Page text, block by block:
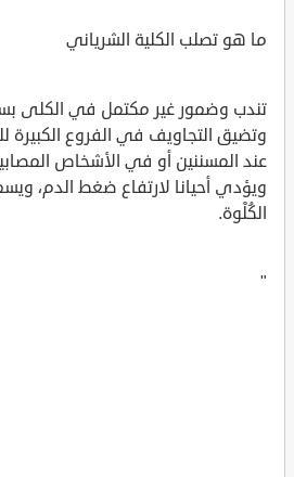
ما هو تصلب الكلية الشرياني
تندب وضمور غير مكتمل في الكلى
وتضيق التجاويف في الفروع الكبيرة
عند المسننين أو في الأشخاص
ويؤدي أحيانا لارتفاع ضغط الدم،
الكُلْوة.
"